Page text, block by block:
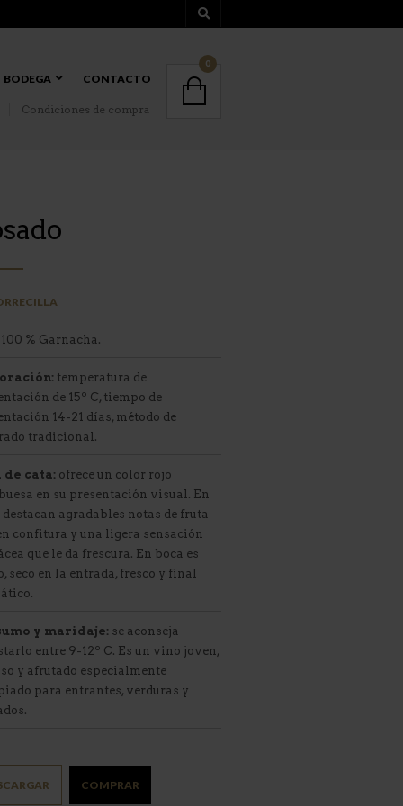
BODEGA CONTACTO
Condiciones de compra
0
100 % Garnacha.
temperatura de
de 15º C, tiempo de
14-21 días, método de
tradicional.
de cata: ofrece un color rojo
en su presentación visual. En
agradables notas de fruta
confitura y una ligera sensación
que le da frescura. En boca es
seco en la entrada, fresco y final
y maridaje: se aconseja
entre 9-12º C. Es un vino joven,
y afrutado especialmente
para entrantes, verduras y
COMPRAR